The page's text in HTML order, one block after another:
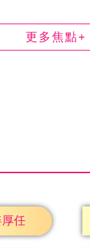
更多焦點+
任